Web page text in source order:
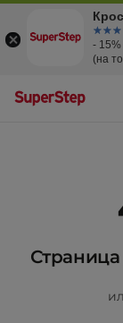
- 15%
(на